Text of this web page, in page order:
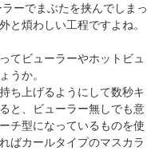
ーでまぶたを挟んでしまっ
と煩わしい工程ですよね。
てビューラーやホットビュ
うか。
ち上げるようにして数秒キ
と、ビューラー無しでも意
チ型になっているものを使
ばカールタイプのマスカラ